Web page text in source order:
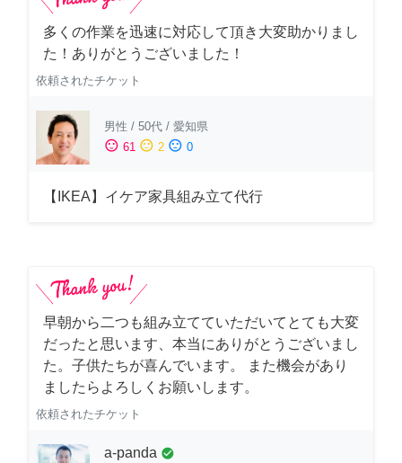
多くの作業を迅速に対応して頂き大変助かりまし
た！ありがとうございました！
依頼されたチケット
男性 / 50代 / 愛知県
sentiment_satisfied 61 sentiment_neutral 2 sentiment_dissatisfied 0
【IKEA】イケア家具組み立て代行
早朝から二つも組み立てていただいてとても大変
だったと思います、本当にありがとうございまし
た。子供たちが喜んでいます。 また機会があり
ましたらよろしくお願いします。
依頼されたチケット
a-panda check_circle